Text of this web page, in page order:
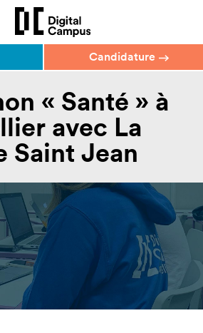
« Santé » à
avec La
Saint Jean
Candidature